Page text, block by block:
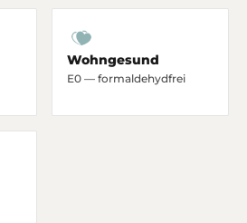
Wohngesund
E0 — formaldehydfrei